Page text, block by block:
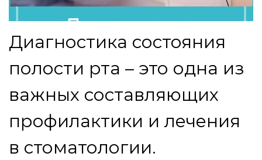
Диагностика состояния
полости рта – это одна из
важных составляющих
профилактики и лечения
в стоматологии.